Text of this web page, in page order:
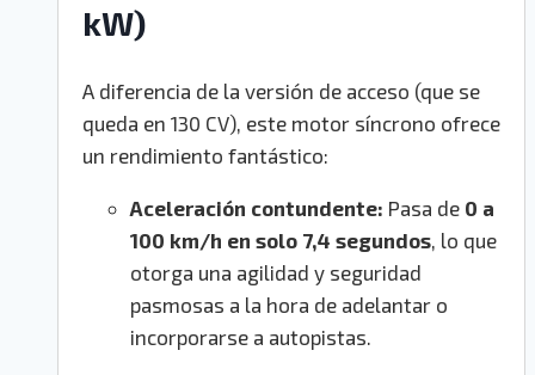
kW)
A diferencia de la versión de acceso (que se
queda en 130 CV), este motor síncrono ofrece
un rendimiento fantástico:
Aceleración contundente: Pasa de 0 a
100 km/h en solo 7,4 segundos , lo que
otorga una agilidad y seguridad
pasmosas a la hora de adelantar o
incorporarse a autopistas.